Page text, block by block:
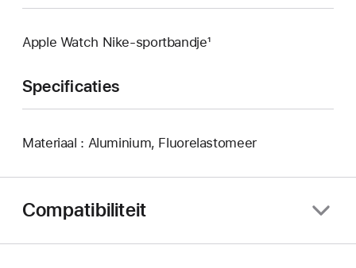
Apple Watch Nike-sportbandje¹
Specificaties
Materiaal : Aluminium, Fluorelastomeer
Compatibiliteit